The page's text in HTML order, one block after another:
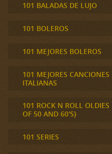
101 BALADAS DE LUJO
101 BOLEROS
101 MEJORES BOLEROS
101 MEJORES CANCIONES
ITALIANAS
101 ROCK N ROLL OLDIES
OF 50 AND 60'S}
101 SERIES